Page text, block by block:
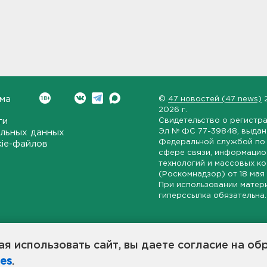
использовать сайт, вы даете согласие на
.
данных
файлов
© 47 новостей (47 news)
2026 г.
Свидетельство о
Эл № ФС 77-39848 ,
Федеральной службой по
сфере связи,
технологий и массовых
(Роскомнадзор) от 18 мая
При использовании
гиперссылка обязательна.
области, экономической и инвестиционной активности в
станет популярной и конструктивной площадкой
в 47-м регионе России.